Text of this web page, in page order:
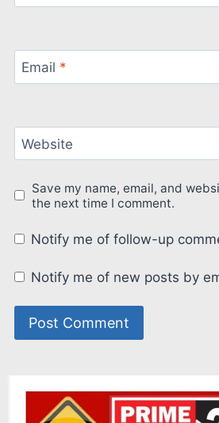
Email *
Website
Save my name, email, and
the next time I comment.
Notify me of follow-up
Notify me of new posts by